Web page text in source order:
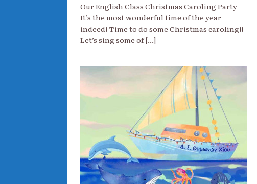
Our English Class Christmas Caroling Party
It’s the most wonderful time of the year
indeed! Time to do some Christmas caroling!!
Let’s sing some of[...]